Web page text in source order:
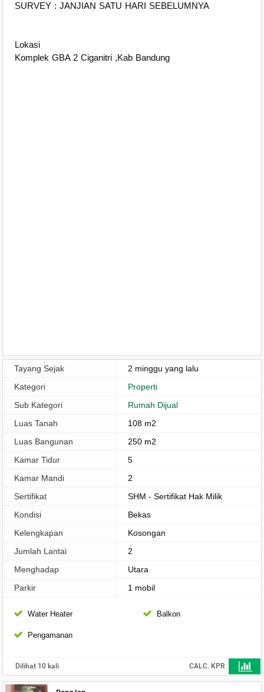
SURVEY : JANJIAN SATU HARI SEBELUMNYA
Lokasi
Komplek GBA 2 Ciganitri ,Kab Bandung
Tayang Sejak
2 minggu yang lalu
Kategori
Properti
Sub Kategori
Rumah Dijual
Luas Tanah
108 m2
Luas Bangunan
250 m2
Kamar Tidur
5
Kamar Mandi
2
Sertifikat
SHM - Sertifikat Hak Milik
Kondisi
Bekas
Kelengkapan
Kosongan
Jumlah Lantai
2
Menghadap
Utara
Parkir
1 mobil
Water Heater Balkon
Pengamanan
Dilihat 10 kali CALC. KPR